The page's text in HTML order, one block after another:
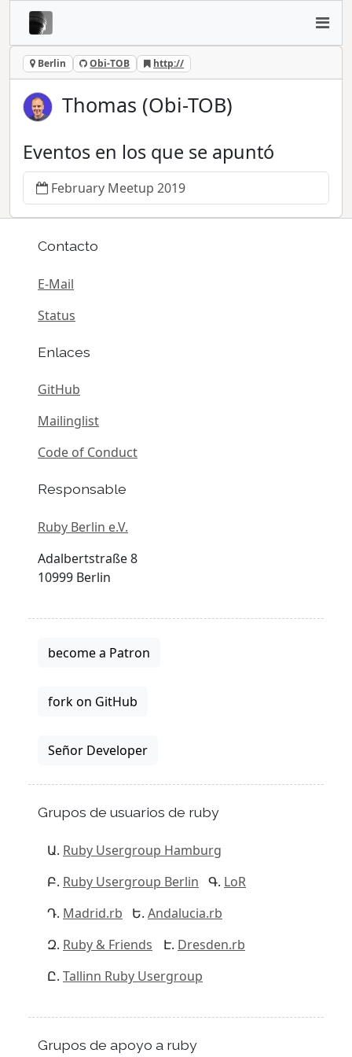
Berlin Obi-TOB http://
Thomas (Obi-TOB)
Eventos en los que se apuntó
February Meetup 2019
Contacto
E-Mail
Status
Enlaces
GitHub
Mailinglist
Code of Conduct
Responsable
Ruby Berlin e.V.
Adalbertstraße 8
10999 Berlin
become a Patron
fork on GitHub
Señor Developer
Grupos de usuarios de ruby
Ruby Usergroup Hamburg
Ruby Usergroup Berlin
LoR
Madrid.rb
Andalucia.rb
Ruby & Friends
Dresden.rb
Tallinn Ruby Usergroup
Grupos de apoyo a ruby